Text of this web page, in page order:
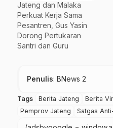
Jateng dan Malaka
Perkuat Kerja Sama
Pesantren, Gus Yasin
Dorong Pertukaran
Santri dan Guru
Penulis: BNews 2
Tags Berita Jateng Berita
Pemprov Jateng
Satgas